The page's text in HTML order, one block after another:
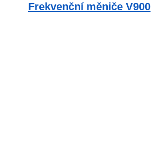
Frekvenční měniče V900